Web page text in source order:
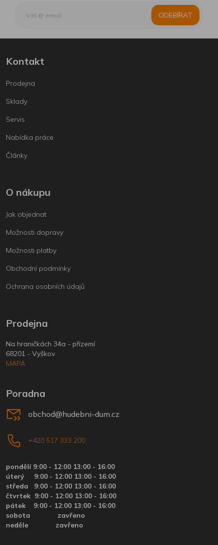
ODEBÍRAT
Kontakt
Prodejna
Sklady
Servis
Nabídka práce
Články
O nákupu
Jak objednat
Možnosti dopravy
Možnosti platby
Obchodní podmínky
Ochrana osobních údajů
Prodejna
Na hraničkách 34a - přízemí
68201 - Vyškov
MAPA
Poradna
obchod@hudebni-dum.cz
+420 517 333 200
pondělí 9:00 - 12:00 13:00 - 16:00
úterý 9:00 - 12:00 13:00 - 16:00
středa 9:00 - 12:00 13:00 - 16:00
čtvrtek 9:00 - 12:00 13:00 - 16:00
pátek 9:00 - 12:00 13:00 - 16:00
sobota zavřeno
neděle zavřeno